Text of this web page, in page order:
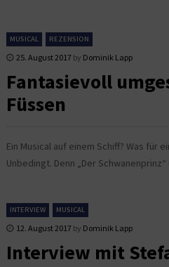
MUSICAL REZENSION
25. August 2017 by Dominik Lapp
Fantasievoll
Füssen
Ein Musical auf einem Schiff? Was für
Unbedingt. Denn „Der
INTERVIEW MUSICAL
12. August 2017 by Dominik Lapp
Interview mit